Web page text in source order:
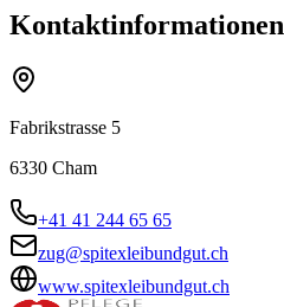
Kontaktinformationen
Fabrikstrasse 5
6330 Cham
+41 41 244 65 65
zug@spitexleibundgut.ch
www.spitexleibundgut.ch